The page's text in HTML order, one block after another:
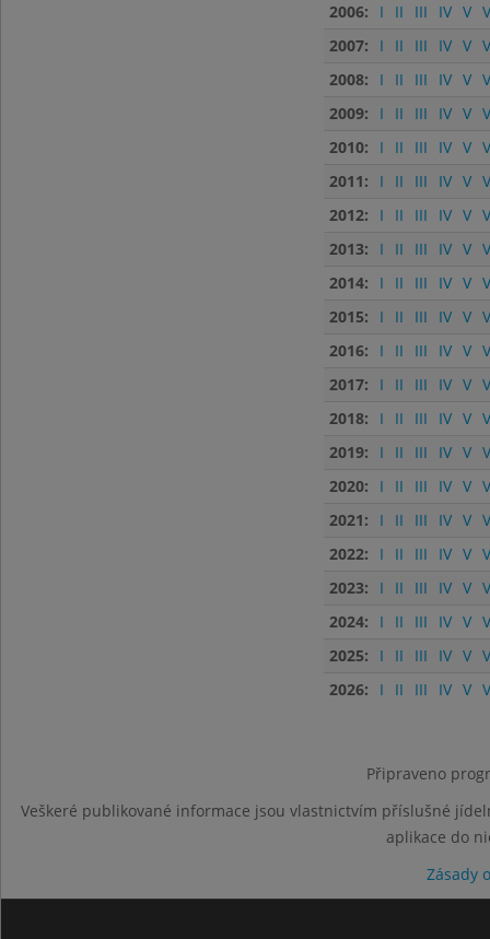
2006:
I II III IV V
2007:
I II III IV V
2008:
I II III IV V
2009:
I II III IV V
2010:
I II III IV V
2011:
I II III IV V
2012:
I II III IV V
2013:
I II III IV V
2014:
I II III IV V
2015:
I II III IV V
2016:
I II III IV V
2017:
I II III IV V
2018:
I II III IV V
2019:
I II III IV V
2020:
I II III IV V
2021:
I II III IV V
2022:
I II III IV V
2023:
I II III IV V
2024:
I II III IV V
2025:
I II III IV V
2026:
I II III IV V
Připraveno
Veškeré publikované informace jsou vlastnictvím příslušné
aplikace do
Zásady